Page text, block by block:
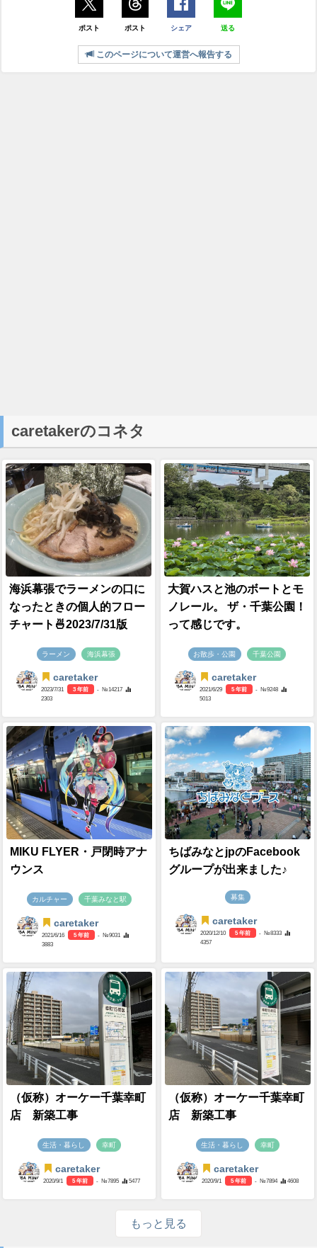
ポスト ポスト シェア 送る
このページについて運営へ報告する
caretakerのコネタ
海浜幕張でラーメンの口に
なったときの個人的フロー
チャート🍜2023/7/31版
ラーメン 海浜幕張
caretaker
2023/7/31 3 年前
- №14217
2303
大賀ハスと池のボートとモ
ノレール。 ザ・千葉公園！
って感じです。
お散歩・公園 千葉公園
caretaker
2021/6/29 5 年前
- №9248
5013
MIKU FLYER・戸閉時アナ
ウンス
カルチャー 千葉みなと駅
caretaker
2021/6/16 5 年前
- №9031
3883
ちばみなとjpのFacebook
グループが出来ました♪
募集
caretaker
2020/12/10 5 年前
- №8333
4357
（仮称）オーケー千葉幸町
店 新築工事
生活・暮らし 幸町
caretaker
2020/9/1 5 年前 - №7895 5477
（仮称）オーケー千葉幸町
店 新築工事
生活・暮らし 幸町
caretaker
2020/9/1 5 年前 - №7894 4608
もっと見る